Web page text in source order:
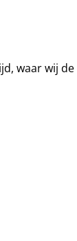
waar wij